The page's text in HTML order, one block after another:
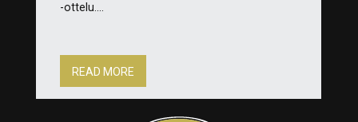
-ottelu....
READ MORE